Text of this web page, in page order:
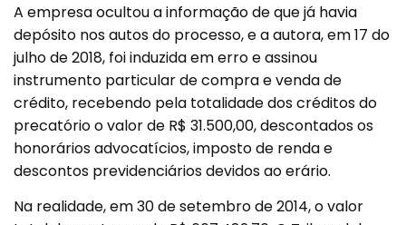
A empresa ocultou a informação de que já havia
depósito nos autos do processo, e a autora, em 17 do
julho de 2018, foi induzida em erro e assinou
instrumento particular de compra e venda de
crédito, recebendo pela totalidade dos créditos do
precatório o valor de R$ 31.500,00, descontados os
honorários advocatícios, imposto de renda e
descontos previdenciários devidos ao erário.
Na realidade, em 30 de setembro de 2014, o valor